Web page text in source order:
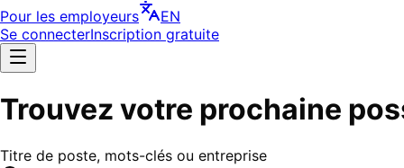
Pour les employeurs
EN
Se connecterInscription gratuite
Trouvez votre prochaine
Titre de poste, mots-clés ou entreprise